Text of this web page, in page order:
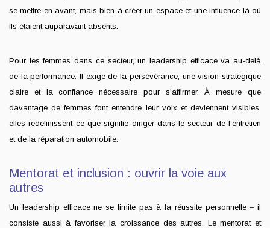
se mettre en avant, mais bien à créer un espace et une influence là où
ils étaient auparavant absents.
Pour les femmes dans ce secteur, un leadership efficace va au-delà
de la performance. Il exige de la persévérance, une vision stratégique
claire et la confiance nécessaire pour s’affirmer. À mesure que
davantage de femmes font entendre leur voix et deviennent visibles,
elles redéfinissent ce que signifie diriger dans le secteur de l’entretien
et de la réparation automobile.
Mentorat et inclusion : ouvrir la voie aux
autres
Un leadership efficace ne se limite pas à la réussite personnelle – il
consiste aussi à favoriser la croissance des autres. Le mentorat et